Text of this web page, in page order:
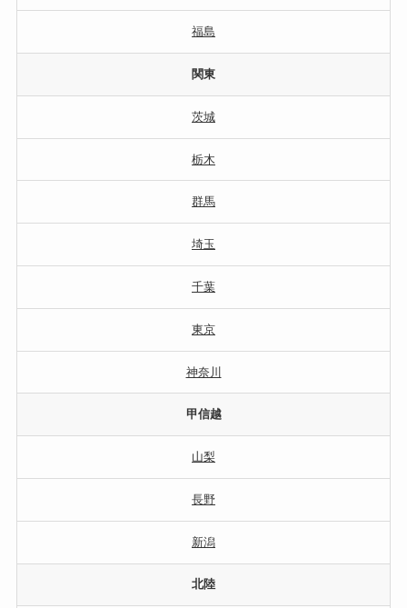
福島
関東
茨城
栃木
群馬
埼玉
千葉
東京
神奈川
甲信越
山梨
長野
新潟
北陸